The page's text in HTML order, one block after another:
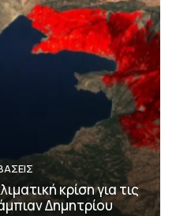
κρίση για τις
Δημητρίου